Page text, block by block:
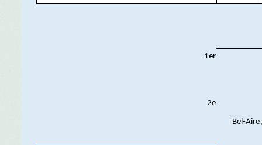
1er
2e
Bel-Aire